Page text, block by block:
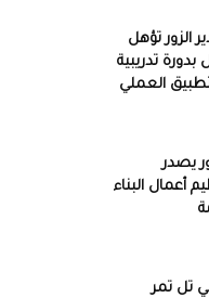
الزور تؤهل
تدريبية
العملي
يصدر
أعمال البناء
تل تمر